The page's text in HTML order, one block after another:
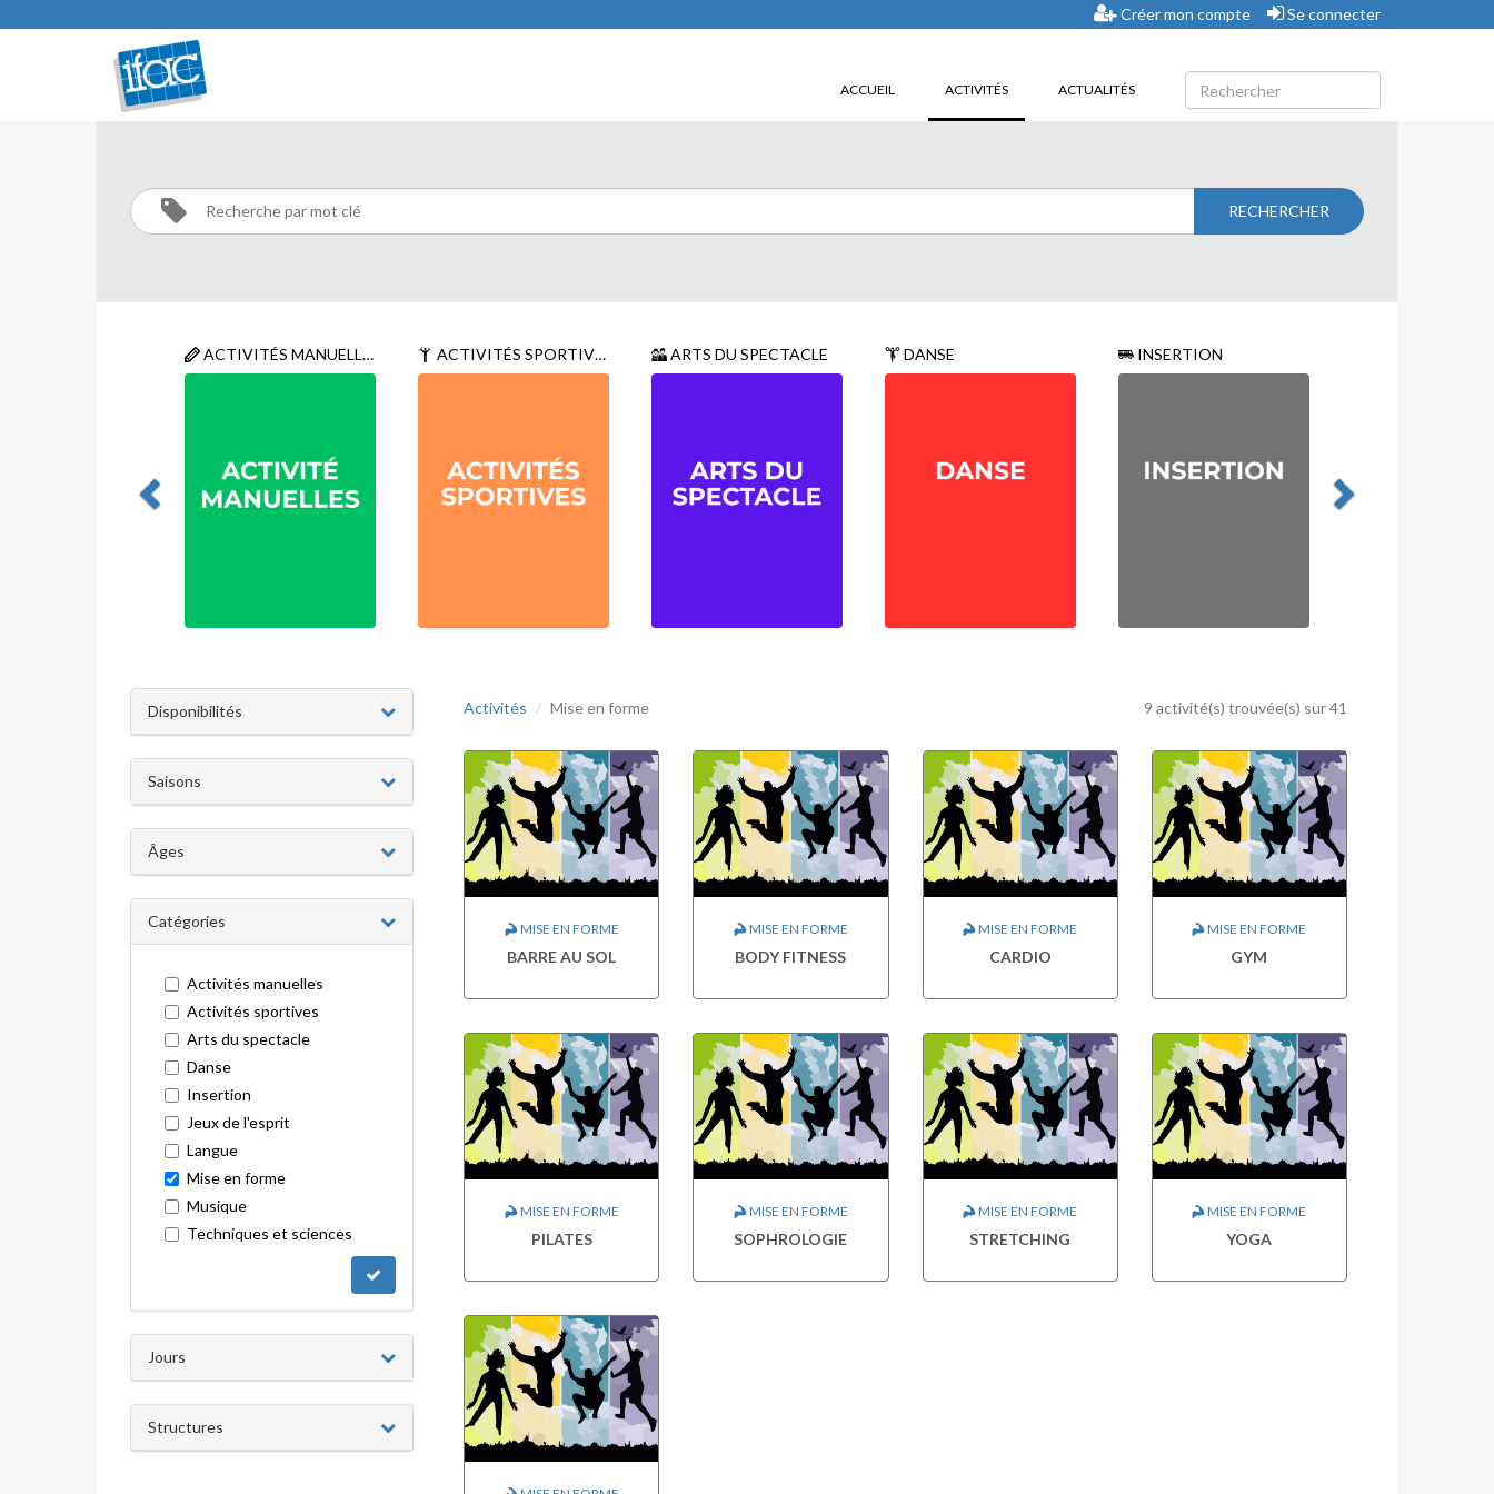
Créer mon compte Se connecter
ACCUEIL ACTIVITÉS(CURRENT)ACTUALITÉS
MISE
EN
ACTIVITÉS MANUELLES ACTIVITÉS SPORTIVES ARTS DU SPECTACLE DANSE INSERTION
Disponibilités
Saisons
Âges
Catégories
Activités manuelles
Activités sportives
Arts du spectacle
Danse
Insertion
Jeux de l'esprit
Langue
Mise en forme
Musique
Techniques et sciences
Jours
Structures
Activités Mise en forme 9 activité(s) trouvée(s) sur 41
MISE EN FORME
BARRE AU SOL
MISE EN FORME
BODY FITNESS
MISE EN FORME
CARDIO
MISE EN FORME
GYM
MISE EN FORME
PILATES
MISE EN FORME
SOPHROLOGIE
MISE EN FORME
STRETCHING
MISE EN FORME
YOGA